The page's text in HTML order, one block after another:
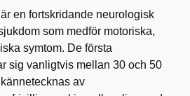
en fortskridande neurologisk
som medför motoriska,
symtom. De första
sig vanligtvis mellan 30 och 50
av